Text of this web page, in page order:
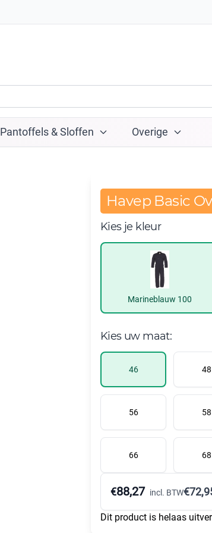
Pantoffels & Sloffen Overige
Havep Basic
Kies je kleur
Marineblauw 100
Kies uw maat:
46 48
56 58
66 68
€88,27 incl. BTW€
Dit product is helaas